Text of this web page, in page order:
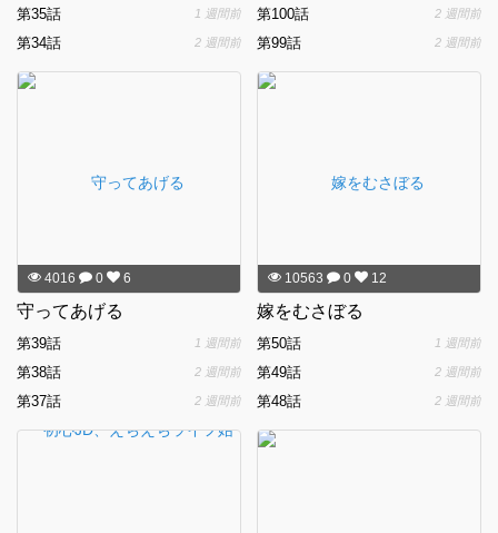
第35話 1 週間前
第34話 2 週間前
第100話 2 週間前
第99話 2 週間前
4016 0 6
守ってあげる
第39話 1 週間前
第38話 2 週間前
第37話 2 週間前
10563 0 12
嫁をむさぼる
第50話 1 週間前
第49話 2 週間前
第48話 2 週間前